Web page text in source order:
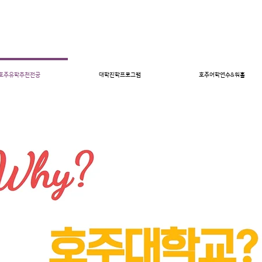
주유학추천전공 대학진학프로그램 호주어학연수&워홀